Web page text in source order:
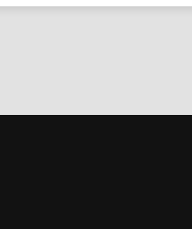
Werken netjes en zijn